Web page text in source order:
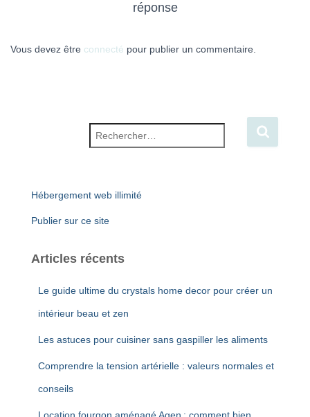
réponse
Vous devez être connecté pour publier un commentaire.
Hébergement web illimité
Publier sur ce site
Articles récents
Le guide ultime du crystals home decor pour créer un
intérieur beau et zen
Les astuces pour cuisiner sans gaspiller les aliments
Comprendre la tension artérielle : valeurs normales et
conseils